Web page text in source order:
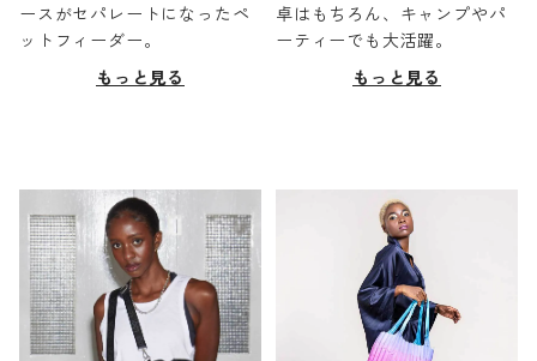
ースがセパレートになったペ
ットフィーダー。
もっと見る
卓はもちろん、キャンプやパ
ーティーでも大活躍。
もっと見る